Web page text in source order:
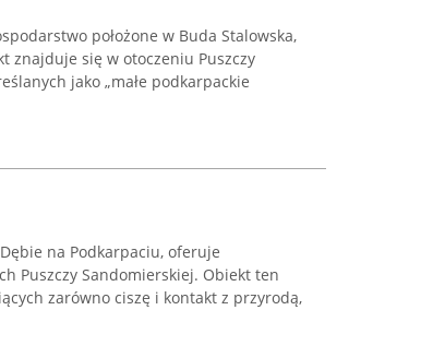
położone w Buda Stalowska,
znajduje się w otoczeniu Puszczy
jako „małe podkarpackie
na Podkarpaciu, oferuje
Puszczy Sandomierskiej. Obiekt ten
zarówno ciszę i kontakt z przyrodą,